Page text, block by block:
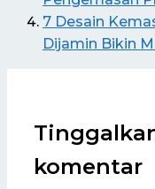
7 Desain
Dijamin Bikin
komentar